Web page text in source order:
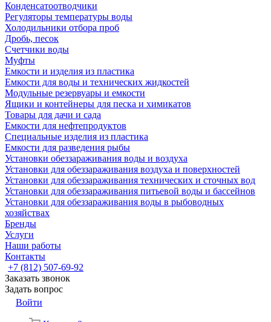
Конденсатоотводчики
Регуляторы температуры воды
Холодильники отбора проб
Дробь, песок
Счетчики воды
Муфты
Емкости и изделия из пластика
Емкости для воды и технических жидкостей
Модульные резервуары и емкости
Ящики и контейнеры для песка и химикатов
Товары для дачи и сада
Емкости для нефтепродуктов
Специальные изделия из пластика
Емкости для разведения рыбы
Установки обеззараживания воды и воздуха
Установки для обеззараживания воздуха и поверхностей
Установки для обеззараживания технических и сточных вод
Установки для обеззараживания питьевой воды и бассейнов
Установки для обеззараживания воды в рыбоводных
хозяйствах
Бренды
Услуги
Наши работы
Контакты
+7 (812) 507-69-92
Заказать звонок
Задать вопрос
Войти